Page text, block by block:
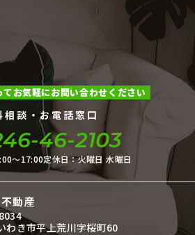
お気軽にお問い合わせください
相談・お電話窓口
46-2103
〜17:00定休日：火曜日 水曜日
動産
わき市平上荒川字桜町60